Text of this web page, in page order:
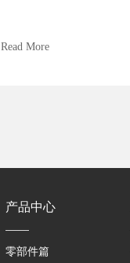
Read More
产品中心
零部件篇